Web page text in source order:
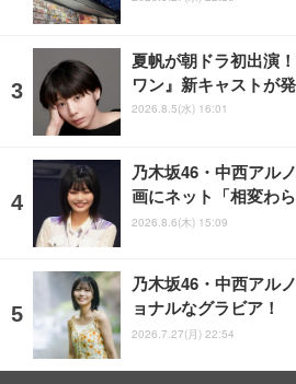
夏帆が朝ドラ初出演
ワン』新キャストが
2026.8.5(水) 16:01
乃木坂46・中西アル
画にネット「相変わ
2026.8.6(木) 15:09
乃木坂46・中西アル
ョナルなグラビア！
2026.7.27(月) 22:54